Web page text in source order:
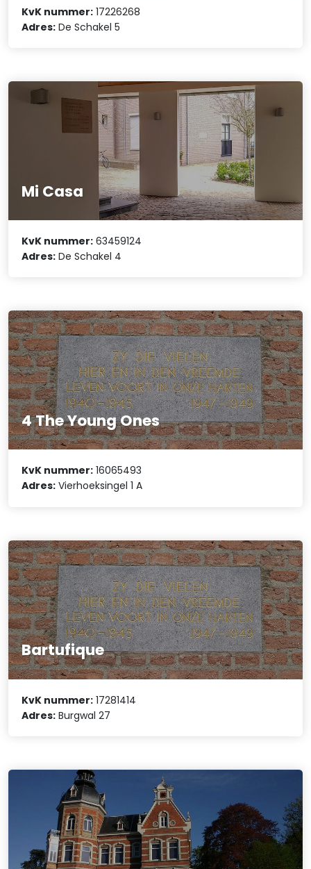
KvK nummer: 17226268
Adres: De Schakel 5
Mi Casa
KvK nummer: 63459124
Adres: De Schakel 4
4 The Young Ones
KvK nummer: 16065493
Adres: Vierhoeksingel 1 A
Bartufique
KvK nummer: 17281414
Adres: Burgwal 27